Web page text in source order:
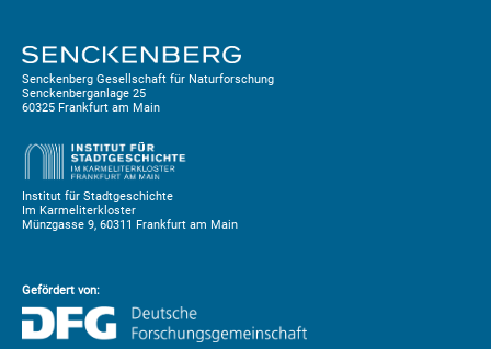
Senckenberg Gesellschaft für Naturforschung
Senckenberganlage 25
60325 Frankfurt am Main
Institut für Stadtgeschichte
Im Karmeliterkloster
Münzgasse 9, 60311 Frankfurt am Main
Gefördert von: